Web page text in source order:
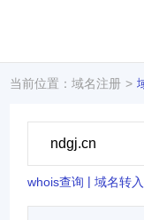
当前位置：域名注册
whois查询 | 域名转入